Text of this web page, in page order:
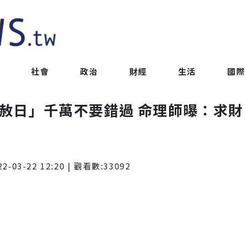
社會 政治 財經 生活 國際
日」千萬不要錯過 命理師曝：求財
03-22 12:20 | 觀看數:33092